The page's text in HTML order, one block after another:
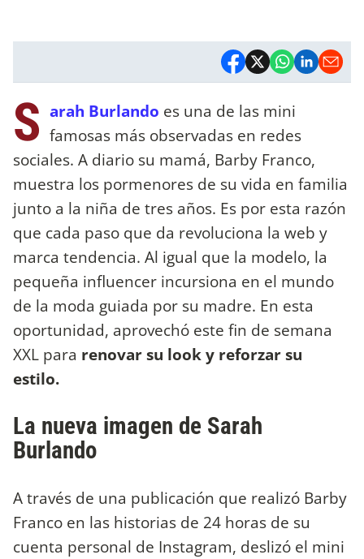
S arah Burlando es una de las mini
famosas más observadas en redes
sociales. A diario su mamá, Barby Franco,
muestra los pormenores de su vida en familia
junto a la niña de tres años. Es por esta razón
que cada paso que da revoluciona la web y
marca tendencia. Al igual que la modelo, la
pequeña influencer incursiona en el mundo
de la moda guiada por su madre. En esta
oportunidad, aprovechó este fin de semana
XXL para renovar su look y reforzar su
estilo.
La nueva imagen de Sarah
Burlando
A través de una publicación que realizó Barby
Franco en las historias de 24 horas de su
cuenta personal de Instagram, deslizó el mini